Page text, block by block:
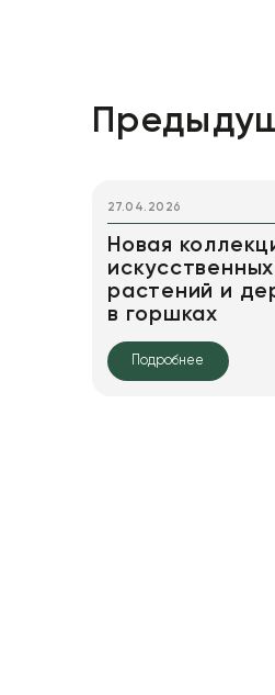
27.04.2026
Новая
искусственных
растений и
в горшках
Подробнее